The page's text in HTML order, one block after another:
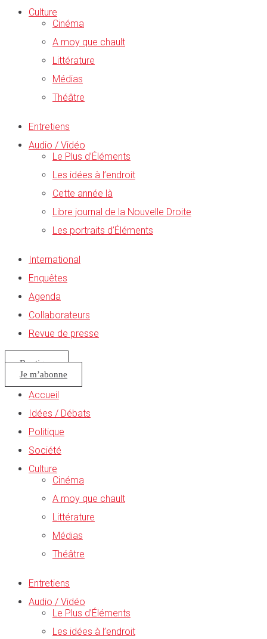
Culture
Cinéma
A moy que chault
Littérature
Médias
Théâtre
Entretiens
Audio / Vidéo
Le Plus d’Éléments
Les idées à l’endroit
Cette année là
Libre journal de la Nouvelle Droite
Les portraits d’Éléments
International
Enquêtes
Agenda
Collaborateurs
Revue de presse
Boutique
Je m’abonne
Accueil
Idées / Débats
Politique
Société
Culture
Cinéma
A moy que chault
Littérature
Médias
Théâtre
Entretiens
Audio / Vidéo
Le Plus d’Éléments
Les idées à l’endroit